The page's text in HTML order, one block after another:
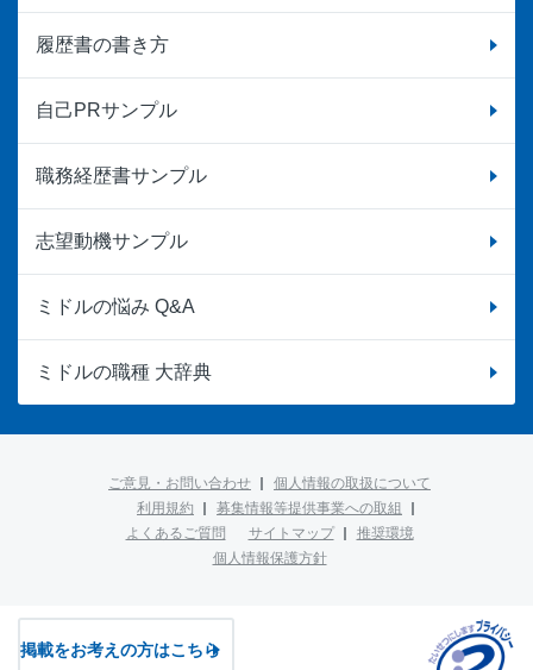
履歴書の書き方
自己PRサンプル
職務経歴書サンプル
志望動機サンプル
ミドルの悩み Q&A
ミドルの職種 大辞典
ご意見・お問い合わせ
個人情報の取扱について
利用規約
募集情報等提供事業への取組
よくあるご質問
サイトマップ
推奨環境
個人情報保護方針
掲載をお考えの方はこちら